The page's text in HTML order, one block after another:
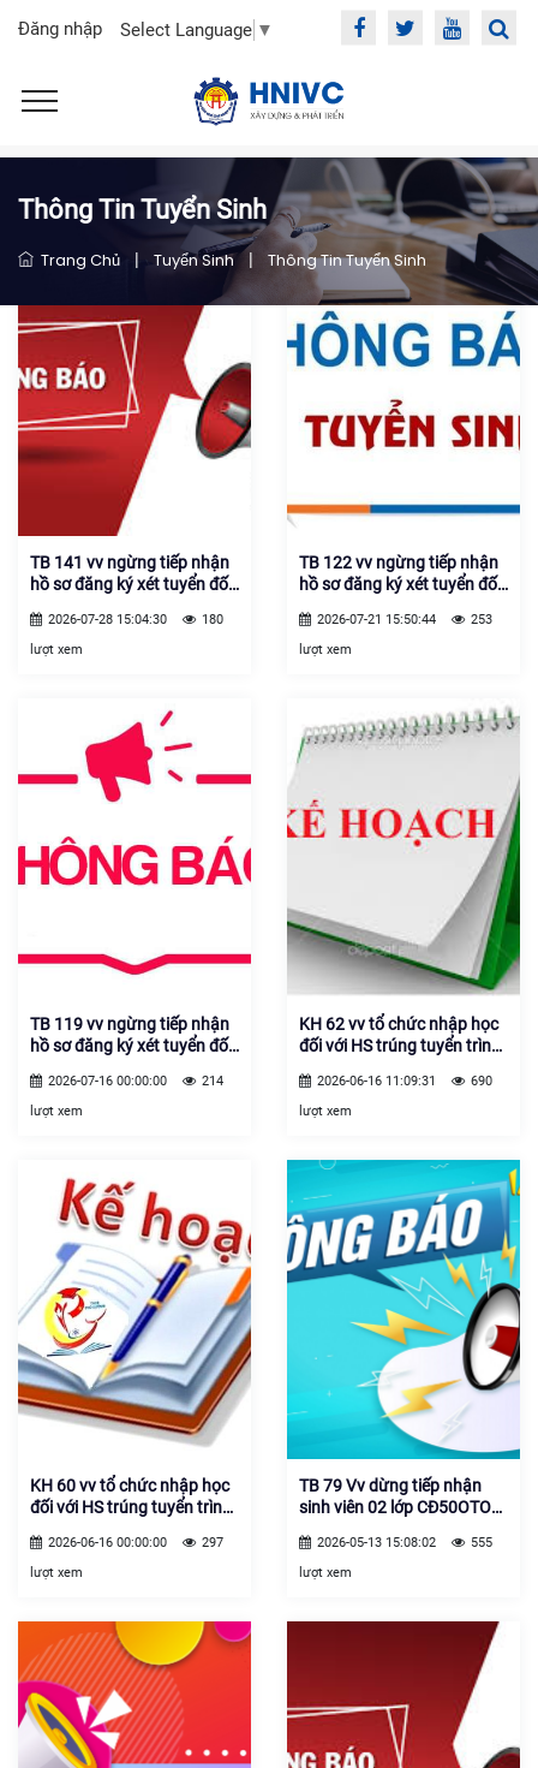
Đăng nhập Select Language ▼
Thông Tin Tuyển Sinh
Trang Chủ | Tuyển Sinh | Thông Tin Tuyển Sinh
TB 141 vv ngừng tiếp nhận
hồ sơ đăng ký xét tuyển đối
gia công trên máy CNC năm
học 26.27
2026-07-28 15:04:30
180
lượt xem
TB 122 vv ngừng tiếp nhận
hồ sơ đăng ký xét tuyển đối
tuyển đủ chỉ tiêu năm 26.27
2026-07-21 15:50:44
253
lượt xem
TB 119 vv ngừng tiếp nhận
hồ sơ đăng ký xét tuyển đối
tuyển đủ chỉ tiêu năm 26.27
2026-07-16 00:00:00
214
lượt xem
KH 62 vv tổ chức nhập học
đối với HS trúng tuyển trình
2027, Đợt 2
2026-06-16 11:09:31
690
lượt xem
KH 60 vv tổ chức nhập học
đối với HS trúng tuyển trình
GDTX cấp THPT K50, năm
2026 -2027, Đợt 1
2026-06-16 00:00:00
297
lượt xem
TB 79 Vv dừng tiếp nhận
sinh viên 02 lớp CĐ50OTO1;
2026-05-13 15:08:02
555
lượt xem